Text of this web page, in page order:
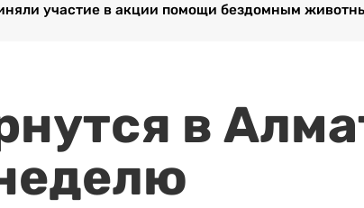
участие в акции помощи бездомным
в